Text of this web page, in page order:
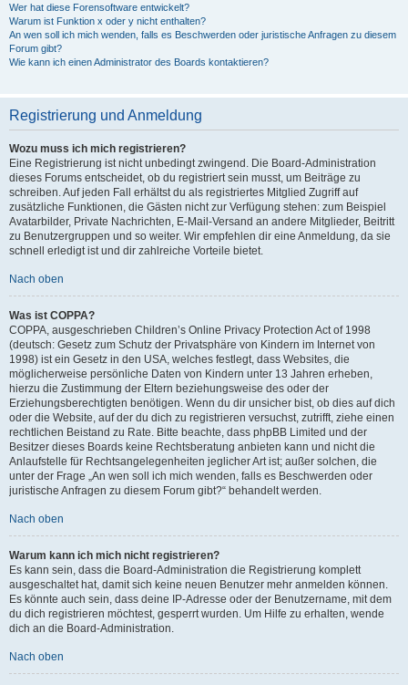
Wer hat diese Forensoftware entwickelt?
Warum ist Funktion x oder y nicht enthalten?
An wen soll ich mich wenden, falls es Beschwerden oder juristische Anfragen zu diesem
Forum gibt?
Wie kann ich einen Administrator des Boards kontaktieren?
Registrierung und Anmeldung
Wozu muss ich mich registrieren?
Eine Registrierung ist nicht unbedingt zwingend. Die Board-Administration
dieses Forums entscheidet, ob du registriert sein musst, um Beiträge zu
schreiben. Auf jeden Fall erhältst du als registriertes Mitglied Zugriff auf
zusätzliche Funktionen, die Gästen nicht zur Verfügung stehen: zum Beispiel
Avatarbilder, Private Nachrichten, E-Mail-Versand an andere Mitglieder, Beitritt
zu Benutzergruppen und so weiter. Wir empfehlen dir eine Anmeldung, da sie
schnell erledigt ist und dir zahlreiche Vorteile bietet.
Nach oben
Was ist COPPA?
COPPA, ausgeschrieben Children’s Online Privacy Protection Act of 1998
(deutsch: Gesetz zum Schutz der Privatsphäre von Kindern im Internet von
1998) ist ein Gesetz in den USA, welches festlegt, dass Websites, die
möglicherweise persönliche Daten von Kindern unter 13 Jahren erheben,
hierzu die Zustimmung der Eltern beziehungsweise des oder der
Erziehungsberechtigten benötigen. Wenn du dir unsicher bist, ob dies auf dich
oder die Website, auf der du dich zu registrieren versuchst, zutrifft, ziehe einen
rechtlichen Beistand zu Rate. Bitte beachte, dass phpBB Limited und der
Besitzer dieses Boards keine Rechtsberatung anbieten kann und nicht die
Anlaufstelle für Rechtsangelegenheiten jeglicher Art ist; außer solchen, die
unter der Frage „An wen soll ich mich wenden, falls es Beschwerden oder
juristische Anfragen zu diesem Forum gibt?“ behandelt werden.
Nach oben
Warum kann ich mich nicht registrieren?
Es kann sein, dass die Board-Administration die Registrierung komplett
ausgeschaltet hat, damit sich keine neuen Benutzer mehr anmelden können.
Es könnte auch sein, dass deine IP-Adresse oder der Benutzername, mit dem
du dich registrieren möchtest, gesperrt wurden. Um Hilfe zu erhalten, wende
dich an die Board-Administration.
Nach oben